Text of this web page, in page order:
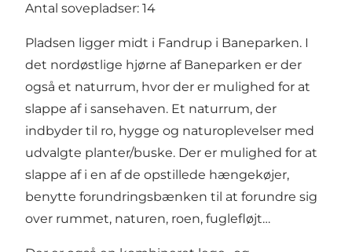
Antal sovepladser: 14
Pladsen ligger midt i Fandrup i Baneparken. I
det nordøstlige hjørne af Baneparken er der
også et naturrum, hvor der er mulighed for at
slappe af i sansehaven. Et naturrum, der
indbyder til ro, hygge og naturoplevelser med
udvalgte planter/buske. Der er mulighed for at
slappe af i en af de opstillede hængekøjer,
benytte forundringsbænken til at forundre sig
over rummet, naturen, roen, fuglefløjt…